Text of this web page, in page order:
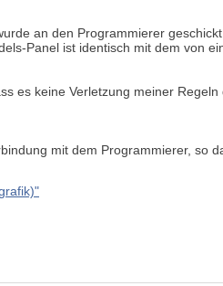
an den Programmierer
Panel ist identisch mit dem von
es keine Verletzung meiner
mit dem Programmierer, so